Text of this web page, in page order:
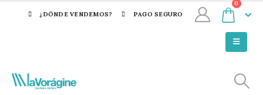
¿DÓNDE VENDEMOS? PAGO SEGURO
0